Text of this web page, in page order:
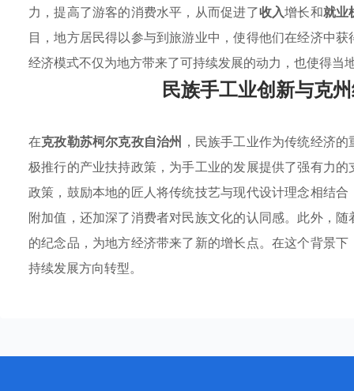
力，提高了游客的消费水平，从而促进了收入增长和就业
目，地方居民得以参与到旅游业中，使得他们在经济中
经济模式不仅为地方带来了可持续发展的动力，也使得
民族手工业创新与克
在克孜勒苏柯尔克孜自治州 ，民族手工业作为传统经济
极推行的产业扶持政策，为手工业的发展提供了强有力
政策，鼓励本地的匠人将传统技艺与现代设计理念相结
附加值，还加深了消费者对民族文化的认同感。此外，
的纪念品，为地方经济带来了新的增长点。在这个背景
持续发展方向转型。